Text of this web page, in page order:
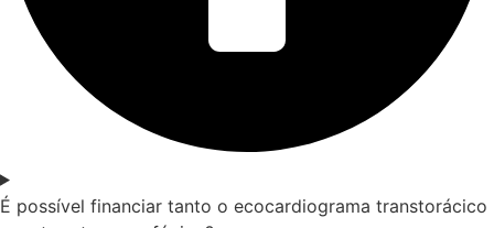
É possível financiar tanto o ecocardiograma transtorácico